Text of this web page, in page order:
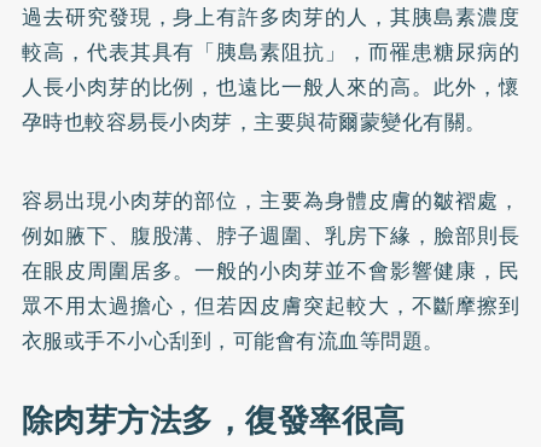
過去研究發現，身上有許多肉芽的人，其胰島素濃度
較高，代表其具有「胰島素阻抗」，而罹患糖尿病的
人長小肉芽的比例，也遠比一般人來的高。此外，懷
孕時也較容易長小肉芽，主要與荷爾蒙變化有關。
容易出現小肉芽的部位，主要為身體皮膚的皺褶處，
例如腋下、腹股溝、脖子週圍、乳房下緣，臉部則長
在眼皮周圍居多。一般的小肉芽並不會影響健康，民
眾不用太過擔心，但若因皮膚突起較大，不斷摩擦到
衣服或手不小心刮到，可能會有流血等問題。
除肉芽方法多，復發率很高